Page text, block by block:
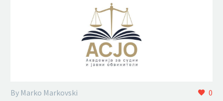
0
By Marko Markovski